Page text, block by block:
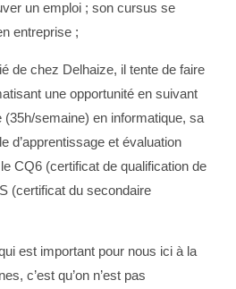
un emploi ; son cursus se
entreprise ;
de chez Delhaize, il tente de faire
une opportunité en suivant
(35h/semaine) en informatique, sa
d’apprentissage et évaluation
CQ6 (certificat de qualification de
(certificat du secondaire
est important pour nous ici à la
c’est qu’on n’est pas